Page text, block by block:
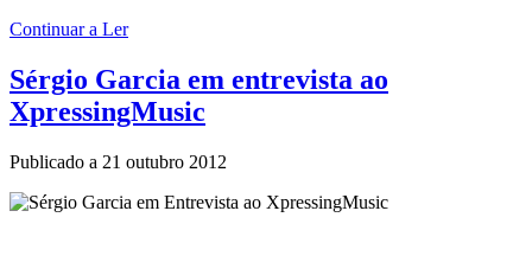
Continuar a Ler
Sérgio Garcia em entrevista ao
XpressingMusic
Publicado a 21 outubro 2012